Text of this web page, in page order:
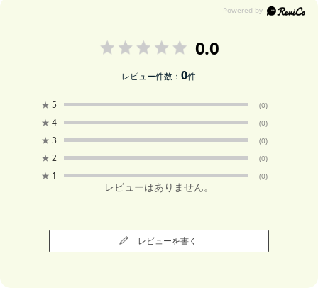
0.0
レビュー件数：0件
★ 5 (0)
★ 4 (0)
★ 3 (0)
★ 2 (0)
★ 1 (0)
レビューはありません。
レビューを書く